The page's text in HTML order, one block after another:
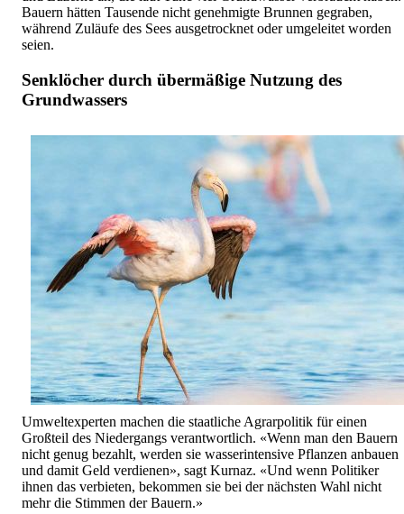
Bauern hätten Tausende nicht genehmigte Brunnen gegraben,
während Zuläufe des Sees ausgetrocknet oder umgeleitet worden
seien.
Senklöcher durch übermäßige Nutzung des
Grundwassers
Umweltexperten machen die staatliche Agrarpolitik für einen
Großteil des Niedergangs verantwortlich. «Wenn man den Bauern
nicht genug bezahlt, werden sie wasserintensive Pflanzen anbauen
und damit Geld verdienen», sagt Kurnaz. «Und wenn Politiker
ihnen das verbieten, bekommen sie bei der nächsten Wahl nicht
mehr die Stimmen der Bauern.»